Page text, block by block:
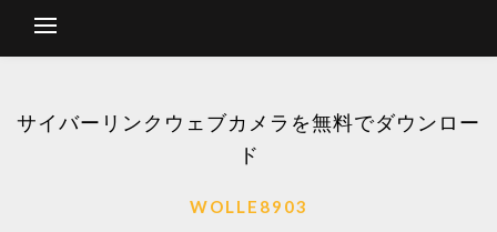
サイバーリンクウェブカメラを無料でダウンロー
ド
WOLLE8903